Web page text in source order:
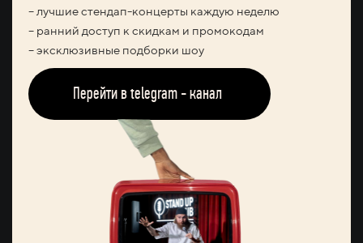
– лучшие стендап-концерты каждую неделю
– ранний доступ к скидкам и промокодам
– эксклюзивные подборки шоу
Перейти в telegram - канал